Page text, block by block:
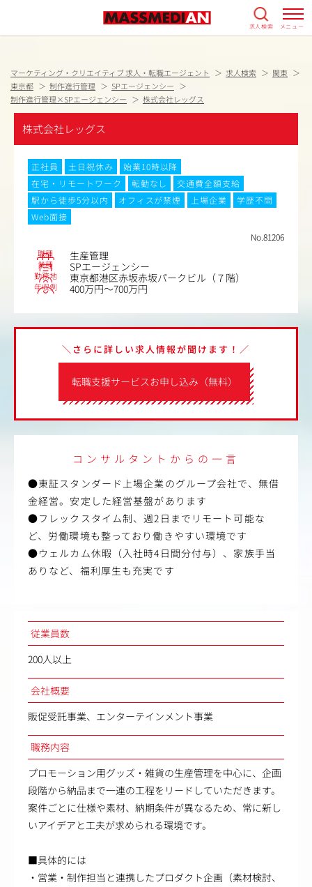
求人検索 メニュー
マーケティング・クリエイティブ 求人・転職エージェント 求人検索
関東
東京都
制作進行管理
SPエージェンシー
制作進行管理×SPエージェンシー
株式会社レッグス
株式会社レッグス
正社員 土日祝休み
始業10時以降
在宅・リモートワーク
転勤なし
交通費全額支給
駅から徒歩5分以内
オフィスが禁煙 上場企業
学歴不問
Web面接
No.81206
職種 生産管理
業種 SPエージェンシー
勤務地 東京都港区赤坂赤坂パークビル（７階）
年収例 400万円～700万円
転職支援サービスお申し込み（無料）
＼さらに詳しい求人情報が聞けます！／
コンサルタントからの一言
●東証スタンダード上場企業のグループ会社で、無借
金経営。安定した経営基盤があります
●フレックスタイム制、週2日までリモート可能な
ど、労働環境も整っており働きやすい環境です
●ウェルカム休暇（入社時4日間分付与）、家族手当
ありなど、福利厚生も充実です
従業員数
200人以上
会社概要
販促受託事業、エンターテインメント事業
職務内容
プロモーション用グッズ・雑貨の生産管理を中心に、企画
段階から納品まで一連の工程をリードしていただきます。
案件ごとに仕様や素材、納期条件が異なるため、常に新し
いアイデアと工夫が求められる環境です。
■具体的には
・営業・制作担当と連携したプロダクト企画（素材検討、